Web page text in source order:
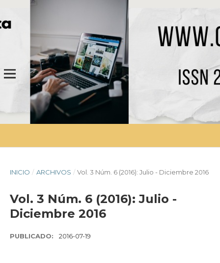
INICIO / ARCHIVOS / Vol. 3 Núm. 6 (2016): Julio - Diciembre 2016
Vol. 3 Núm. 6 (2016): Julio -
Diciembre 2016
PUBLICADO: 2016-07-19